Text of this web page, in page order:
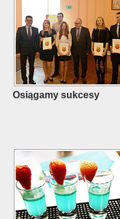
Osiągamy sukcesy